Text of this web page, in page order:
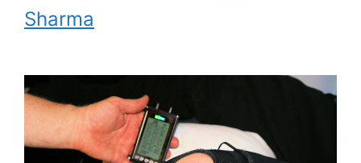
Sharma